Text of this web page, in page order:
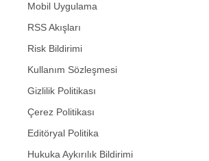
Mobil Uygulama
RSS Akışları
Risk Bildirimi
Kullanım Sözleşmesi
Gizlilik Politikası
Çerez Politikası
Editöryal Politika
Hukuka Aykırılık Bildirimi